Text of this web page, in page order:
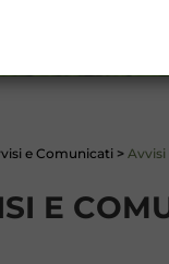
e Comunicati >
E